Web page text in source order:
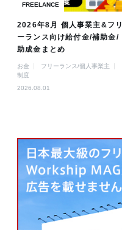
FREELANCE
2026年8月 個人事業主&フリ
ーランス向け給付金/補助金/
助成金まとめ
お金
フリーランス/個人事業主
制度
2026.08.01